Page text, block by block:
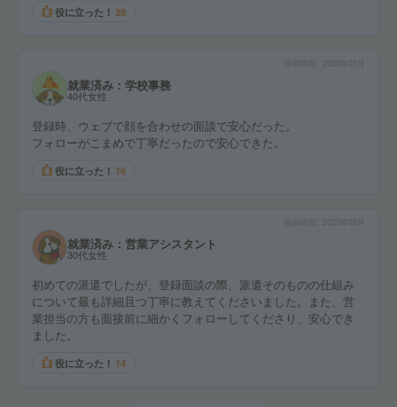
役に立った！ 28
就業済み：学校事務
40代女性
登録時、ウェブで顔を合わせの面談で安心だった。
フォローがこまめで丁寧だったので安心できた。
役に立った！ 16
就業済み：営業アシスタント
30代女性
初めての派遣でしたが、登録面談の際、派遣そのものの仕組み
について最も詳細且つ丁寧に教えてくださいました。また、営
業担当の方も面接前に細かくフォローしてくださり、安心でき
ました。
役に立った！ 14